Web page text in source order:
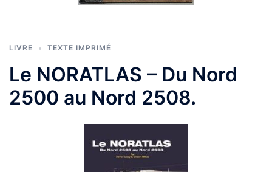
LIVRE TEXTE IMPRIMÉ
Le NORATLAS – Du Nord
2500 au Nord 2508.